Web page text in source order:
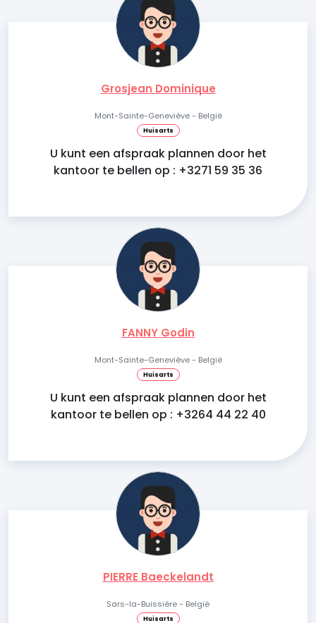
Grosjean Dominique
Mont-Sainte-Geneviève - België
Huisarts
U kunt een afspraak plannen door het
kantoor te bellen op : +3271 59 35 36
FANNY Godin
Mont-Sainte-Geneviève - België
Huisarts
U kunt een afspraak plannen door het
kantoor te bellen op : +3264 44 22 40
PIERRE Baeckelandt
Sars-la-Buissière - België
Huisarts